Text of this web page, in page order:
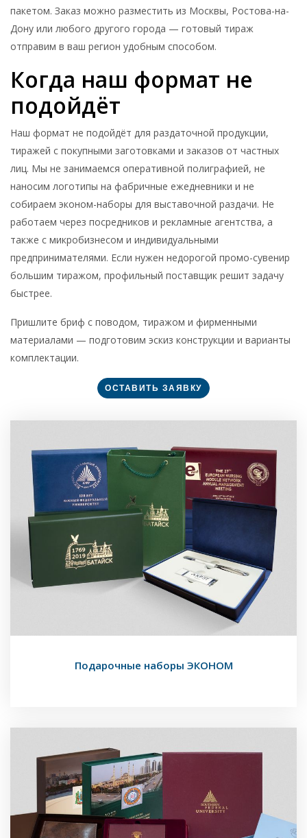
пакетом. Заказ можно разместить из Москвы, Ростова-на-
Дону или любого другого города — готовый тираж
отправим в ваш регион удобным способом.
Когда наш формат не
подойдёт
Наш формат не подойдёт для раздаточной продукции,
тиражей с покупными заготовками и заказов от частных
лиц. Мы не занимаемся оперативной полиграфией, не
наносим логотипы на фабричные ежедневники и не
собираем эконом-наборы для выставочной раздачи. Не
работаем через посредников и рекламные агентства, а
также с микробизнесом и индивидуальными
предпринимателями. Если нужен недорогой промо-сувенир
большим тиражом, профильный поставщик решит задачу
быстрее.
Пришлите бриф с поводом, тиражом и фирменными
материалами — подготовим эскиз конструкции и варианты
комплектации.
ОСТАВИТЬ ЗАЯВКУ
Подарочные наборы ЭКОНОМ